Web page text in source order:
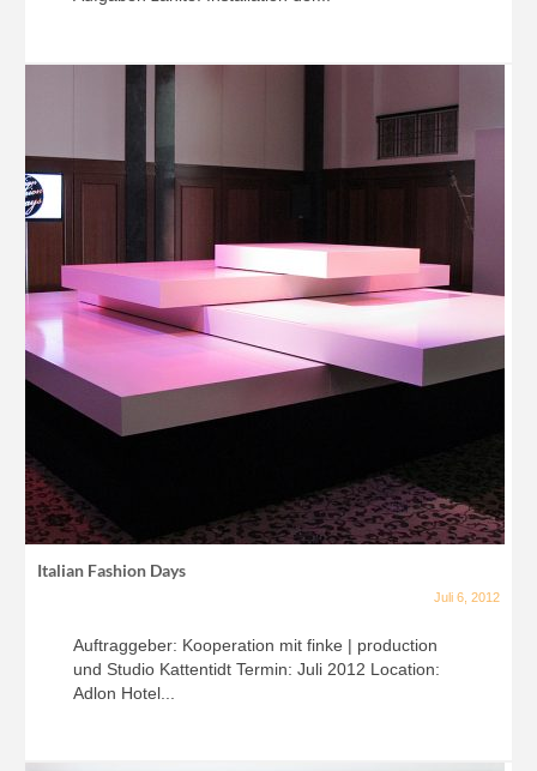
Italian Fashion Days
Juli 6, 2012
Auftraggeber: Kooperation mit finke | production
und Studio Kattentidt Termin: Juli 2012 Location:
Adlon Hotel...